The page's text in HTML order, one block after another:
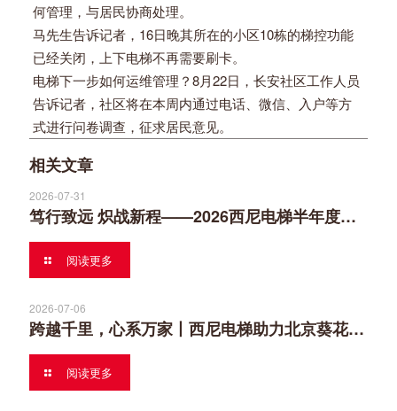
何管理，与居民协商处理。
马先生告诉记者，16日晚其所在的小区10栋的梯控功能
已经关闭，上下电梯不再需要刷卡。
电梯下一步如何运维管理？8月22日，长安社区工作人员
告诉记者，社区将在本周内通过电话、微信、入户等方
式进行问卷调查，征求居民意见。
相关文章
2026-07-31
笃行致远 炽战新程——2026西尼电梯半年度营销工作会议
阅读更多
2026-07-06
跨越千里，心系万家丨西尼电梯助力北京葵花社民生安居
阅读更多